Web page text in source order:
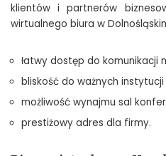
klientów i partnerów
wirtualnego biura w
łatwy dostęp do komunikacji
bliskość do ważnych instytucji
możliwość wynajmu sal
prestiżowy adres dla firmy.